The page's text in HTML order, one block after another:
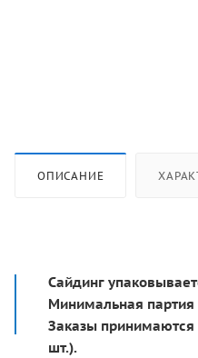
ОПИСАНИЕ
Сайдинг
Минимальная
Заказы принимаются
шт.).